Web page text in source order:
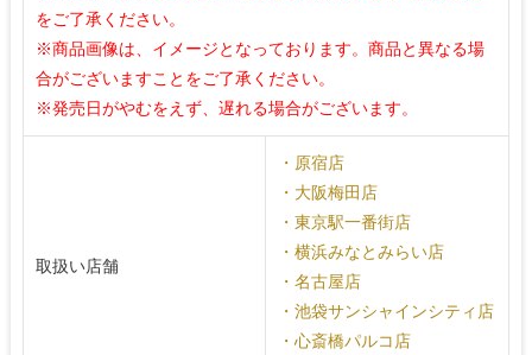
をご了承ください。
※商品画像は、イメージとなっております。商品と異なる場
合がございますことをご了承ください。
※発売日がやむをえず、遅れる場合がございます。
取扱い店舗
・原宿店
・大阪梅田店
・東京駅一番街店
・横浜みなとみらい店
・名古屋店
・池袋サンシャインシティ店
・心斎橋パルコ店